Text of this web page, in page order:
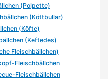
(Polpette)
(Köttbullar)
(Köfte)
(Keftedes)
Fleischbällchen)
Fleischbällchen
Fleischbällchen